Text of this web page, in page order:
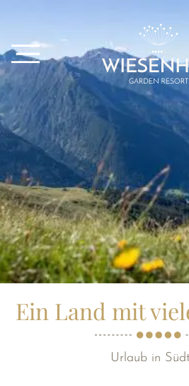
Ein Land mit
Urlaub in